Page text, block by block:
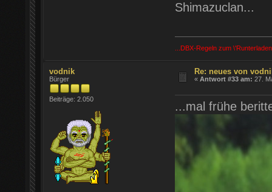
Shimazuclan...
...DBX-Regeln zum
vodnik
Bürger
Beiträge: 2.050
Re: neues von
«Antwort #33 am: 27.
...mal frühe